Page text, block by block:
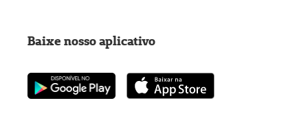
Baixe nosso aplicativo